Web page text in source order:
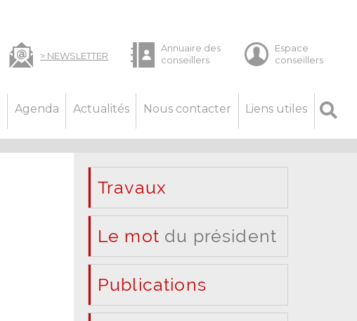
Agenda Actualités Nous contacter Liens utiles
Travaux
Le mot du président
Publications